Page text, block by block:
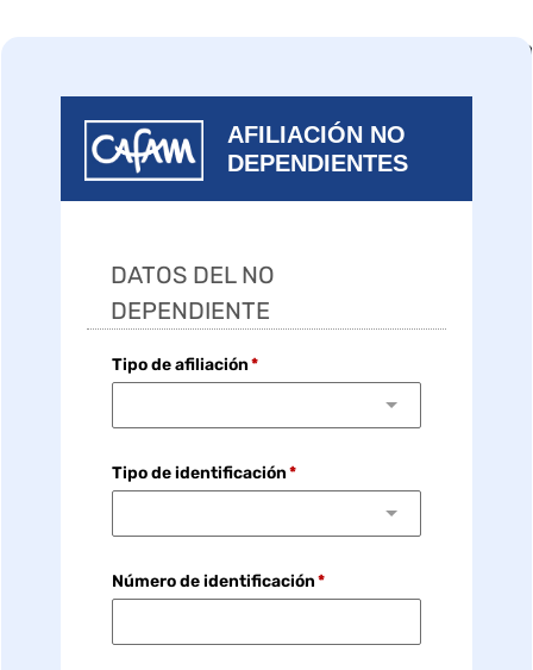
AFILIACIÓN NO
DEPENDIENTES
DATOS DEL NO
DEPENDIENTE
Tipo de afiliación
Tipo de identificación
Número de identificación